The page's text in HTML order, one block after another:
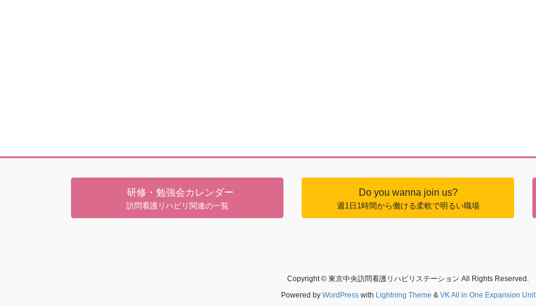
研修・勉強会カレンダー
訪問看護リハビリ関連の一覧
Do you wanna join us?
週1日1時間から働ける柔軟で明るい職場
Copyright © 東京中央訪問看護リハビリステーション All Rights Reserved.
Powered by WordPresswith Lightning Theme & VK All in One Expansion Unit